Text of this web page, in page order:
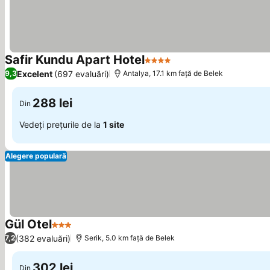
Safir Kundu Apart Hotel4 Stele
9,3Excelent (697 evaluări) Antalya, 17.1 km faţă de Belek
Din 288 lei
Vedeți prețurile de la 1 site
Alegere populară
Gül Otel3 SteleVedeți prețurile
7,2(382 evaluări) Serik, 5.0 km faţă de Belek
Din